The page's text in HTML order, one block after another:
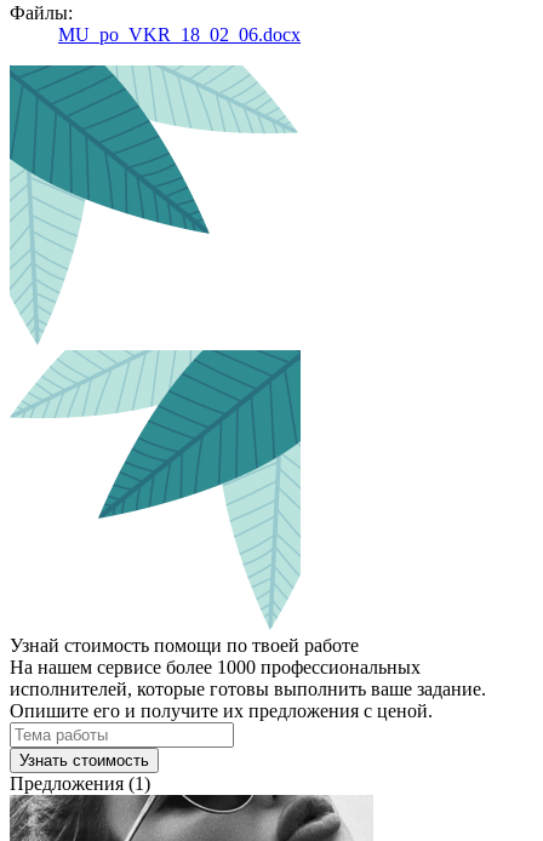
Файлы:
MU_po_VKR_18_02_06.docx
Узнай стоимость помощи по твоей работе
На нашем сервисе более 1000 профессиональных
исполнителей, которые готовы выполнить ваше задание.
Опишите его и получите их предложения с ценой.
Узнать стоимость
Предложения (1)